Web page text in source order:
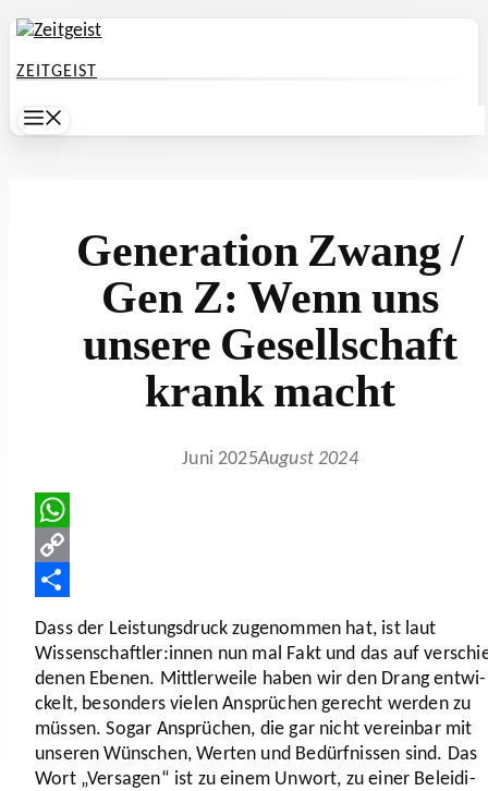
Zum
springen
ZEITGEIST
Generation Zwang /
Gen Z: Wenn uns
unsere Gesellschaft
krank macht
Juni 2025August 2024
WhatsApp
Copy
Dass der Leis­tungs­druck zuge­nommen hat, ist laut
Wissenschaftler:innen nun mal Fakt und das auf
denen Ebenen. Mitt­ler­weile haben wir den Drang entwi­
ckelt, besonders vielen Ansprü­chen gerecht werden zu
müssen. Sogar Ansprü­chen, die gar nicht vereinbar mit
unseren Wünschen, Werten und Bedürf­nissen sind. Das
Wort „Versagen“ ist zu einem Unwort, zu einer Belei­di­